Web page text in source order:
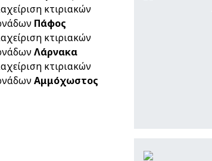
κτιριακών
Πάφος
κτιριακών
Λάρνακα
κτιριακών
Αμμόχωστος